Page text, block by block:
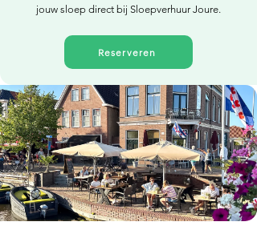
jouw sloep direct bij Sloepverhuur Joure.
Reserveren